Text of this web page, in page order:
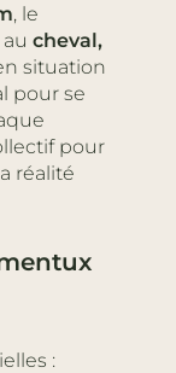
, le
cheval,
situation
pour se
pour
réalité
: